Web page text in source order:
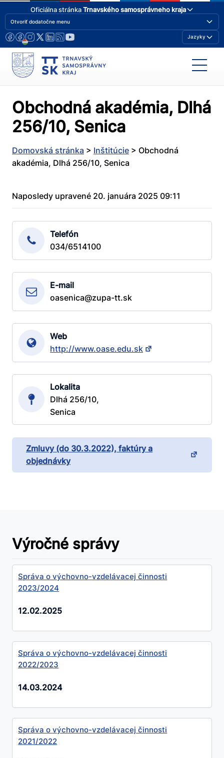
Oficiálna stránkaTrnavského samosprávneho kraja
Otvoriť dodatočne menu
Jazyky
Obchodná akadémia, Dlhá
256/10, Senica
Domovská stránka > Inštitúcie > Obchodná
akadémia, Dlhá 256/10, Senica
Naposledy upravené 20. januára 2025 09:11
Telefón
034/6514100
E-mail
oasenica@zupa-tt.sk
Web
http://www.oase.edu.sk
Lokalita
Dlhá 256/10,
Senica
Zmluvy (do 30.3.2022), faktúry a
objednávky
Výročné správy
Správa o výchovno-vzdelávacej činnosti
2023/2024
12.02.2025
Správa o výchovno-vzdelávacej činnosti
2022/2023
14.03.2024
Správa o výchovno-vzdelávacej činnosti
2021/2022